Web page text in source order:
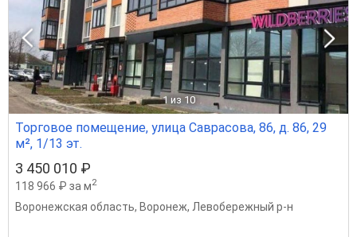
1 из 10
Торговое помещение, улица Саврасова, 86, д. 86, 29
м², 1/13 эт.
3 450 010 ₽
118 966 ₽ за м2
Воронежская область, Воронеж, Левобережный р-н